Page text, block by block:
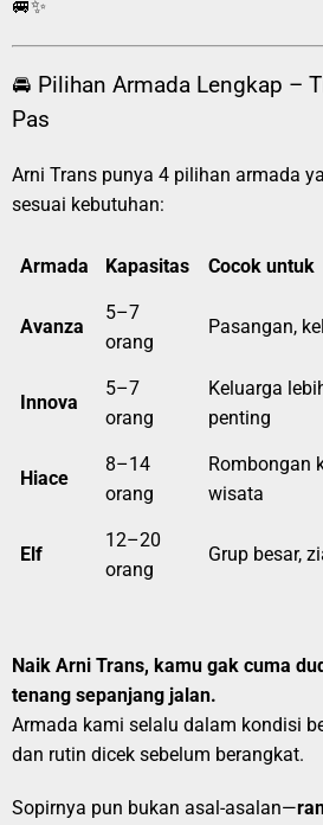
🚐✨
🚘 Pilihan Armada Lengkap –
Pas
Arni Trans punya 4 pilihan armada
sesuai kebutuhan:
Armada Kapasitas Cocok untuk
Avanza
5–7
orang
Pasangan,
Innova
5–7
orang
Keluarga
penting
Hiace
8–14
orang
Rombongan
wisata
Elf
12–20
orang
Grup besar,
Naik Arni Trans, kamu gak cuma
tenang sepanjang jalan.
Armada kami selalu dalam kondisi
dan rutin dicek sebelum berangkat.
Sopirnya pun bukan asal-asalan—